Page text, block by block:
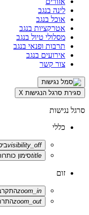
לינה בנגב
אוכל בנגב
אטרקציות בנגב
מסלולי טיול בנגב
תרבות ופנאי בנגב
אירועים בנגב
צור קשר
סגירת סרגל הנגישות X
סרגל נגישות
כללי
visibility_off
titleסימון
זום
zoom_in
zoom_out